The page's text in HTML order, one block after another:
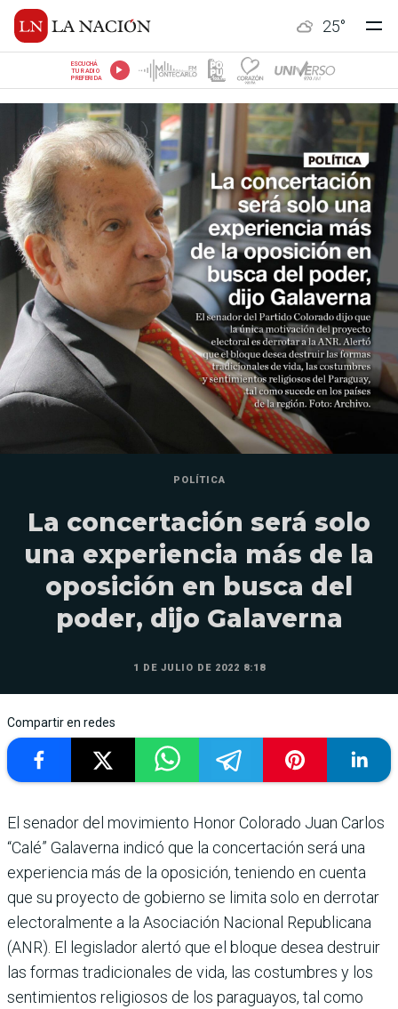
25°
ESCUCHÁ
TU RADIO
PREFERIDA
POLÍTICA
La concertación será solo
una experiencia más de la
oposición en busca del
poder, dijo Galaverna
1 DE JULIO DE 2022 8:18
Compartir en redes
El senador del movimiento Honor Colorado Juan Carlos
“Calé” Galaverna indicó que la concertación será una
experiencia más de la oposición, teniendo en cuenta
que su proyecto de gobierno se limita solo en derrotar
electoralmente a la Asociación Nacional Republicana
(ANR). El legislador alertó que el bloque desea destruir
las formas tradicionales de vida, las costumbres y los
sentimientos religiosos de los paraguayos, tal como